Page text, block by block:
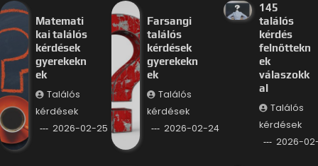
Matemati
kai találós
kérdések
gyerekekn
ek
Találós
kérdések
2026-02-25
Farsangi
találós
kérdések
gyerekekn
ek
Találós
kérdések
2026-02-24
145
találós
kérdés
felnőttekn
ek
válaszokk
al
Találós
kérdések
2026-